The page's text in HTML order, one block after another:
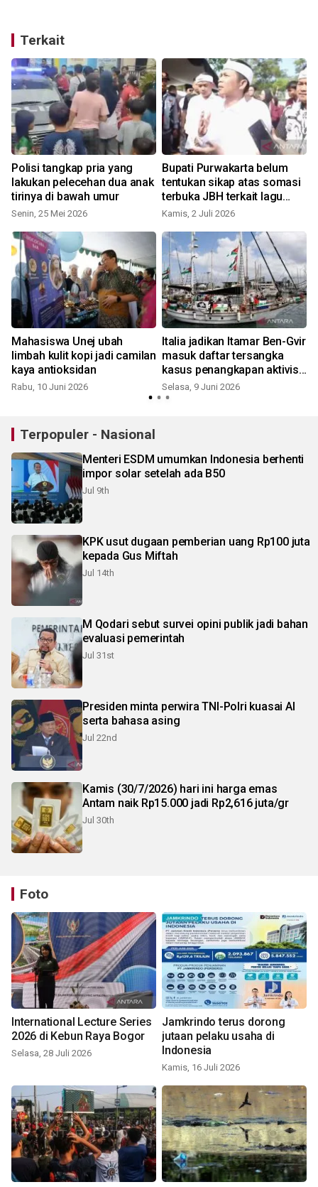
Terkait
Polisi tangkap pria yang
lakukan pelecehan dua anak
tirinya di bawah umur
Senin, 25 Mei 2026
Bupati Purwakarta belum
tentukan sikap atas somasi
terbuka JBH terkait lagu
ciptaannya
Kamis, 2 Juli 2026
Mahasiswa Unej ubah
limbah kulit kopi jadi camilan
kaya antioksidan
Rabu, 10 Juni 2026
Italia jadikan Itamar Ben-Gvir
masuk daftar tersangka
kasus penangkapan aktivis
flotila
Selasa, 9 Juni 2026
Terpopuler - Nasional
Menteri ESDM umumkan Indonesia berhenti
impor solar setelah ada B50
Jul 9th
KPK usut dugaan pemberian uang Rp100 juta
kepada Gus Miftah
Jul 14th
M Qodari sebut survei opini publik jadi bahan
evaluasi pemerintah
Jul 31st
Presiden minta perwira TNI-Polri kuasai AI
serta bahasa asing
Jul 22nd
Kamis (30/7/2026) hari ini harga emas
Antam naik Rp15.000 jadi Rp2,616 juta/gr
Jul 30th
Foto
International Lecture Series
2026 di Kebun Raya Bogor
Selasa, 28 Juli 2026
Jamkrindo terus dorong
jutaan pelaku usaha di
Indonesia
Kamis, 16 Juli 2026